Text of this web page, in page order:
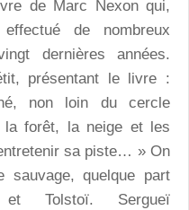
de Marc Nexon qui,
de nombreux
dernières années.
présentant le livre :
non loin du cercle
la forêt, la neige et les
sa piste… » On
sauvage, quelque part
Tolstoï. Sergueï